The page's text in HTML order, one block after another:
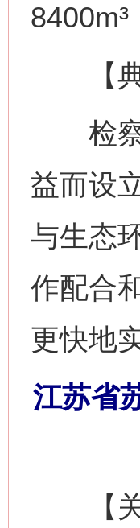
【典
检察
益而设
与生态
作配合
更快地
江苏省
【关